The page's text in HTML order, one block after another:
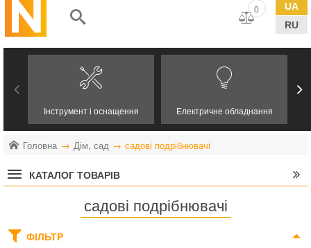
UA
RU
0
Інструмент і оснащення Електричне обладнання
Головна Дім, сад садові подрібнювачі
КАТАЛОГ ТОВАРІВ
садові подрібнювачі
ФІЛЬТР